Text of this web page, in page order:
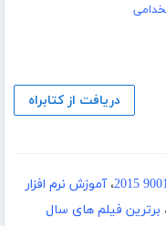
دریافت از کتابراه
،آموزش نرم افزار
برترین فیلم های سال